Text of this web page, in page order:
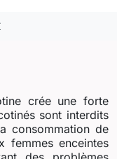
crée une forte
sont interdits
consommation de
femmes enceintes